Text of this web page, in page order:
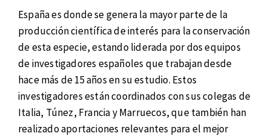
España es donde se genera la mayor parte de la
producción científica de interés para la conservación
de esta especie, estando liderada por dos equipos
de investigadores españoles que trabajan desde
hace más de 15 años en su estudio. Estos
investigadores están coordinados con sus colegas de
Italia, Túnez, Francia y Marruecos, que también han
realizado aportaciones relevantes para el mejor